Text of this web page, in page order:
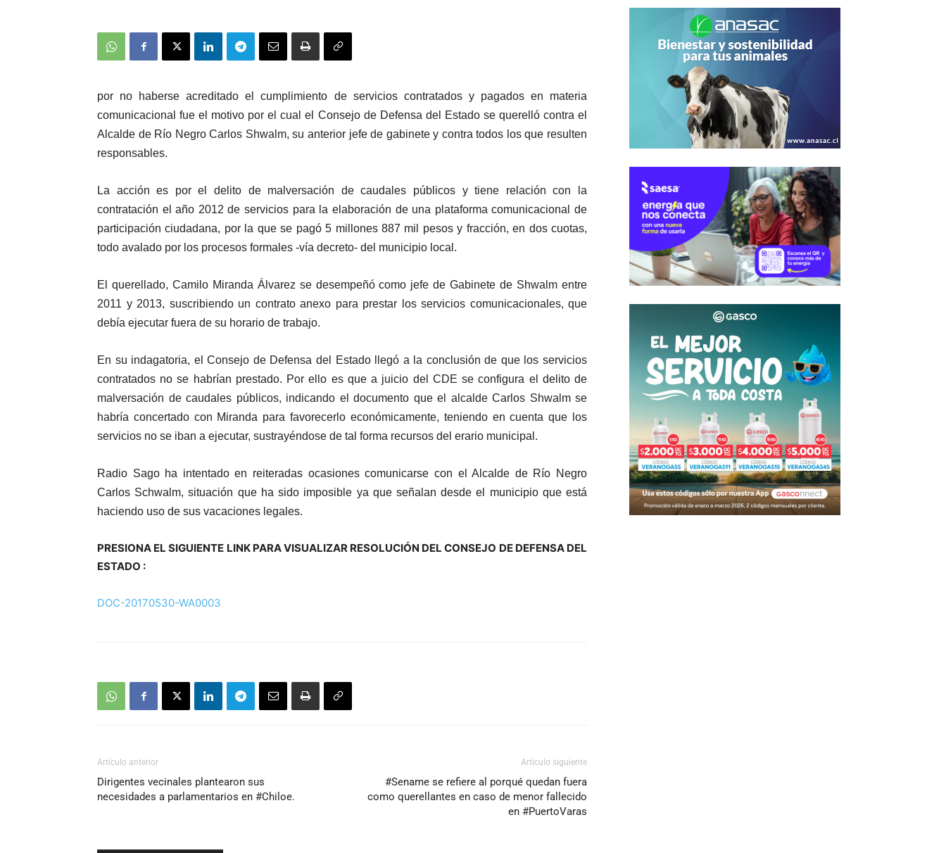
por no haberse acreditado el cumplimiento de servicios contratados y pagados en materia
comunicacional fue el motivo por el cual el Consejo de Defensa del Estado se querelló contra el
Alcalde de Río Negro Carlos Shwalm, su anterior jefe de gabinete y contra todos los que resulten
responsables.
La acción es por el delito de malversación de caudales públicos y tiene relación con la
contratación el año 2012 de servicios para la elaboración de una plataforma comunicacional de
participación ciudadana, por la que se pagó 5 millones 887 mil pesos y fracción, en dos cuotas,
todo avalado por los procesos formales -vía decreto- del municipio local.
El querellado, Camilo Miranda Álvarez se desempeñó como jefe de Gabinete de Shwalm entre
2011 y 2013, suscribiendo un contrato anexo para prestar los servicios comunicacionales, que
debía ejecutar fuera de su horario de trabajo.
En su indagatoria, el Consejo de Defensa del Estado llegó a la conclusión de que los servicios
contratados no se habrían prestado. Por ello es que a juicio del CDE se configura el delito de
malversación de caudales públicos, indicando el documento que el alcalde Carlos Shwalm se
habría concertado con Miranda para favorecerlo económicamente, teniendo en cuenta que los
servicios no se iban a ejecutar, sustrayéndose de tal forma recursos del erario municipal.
Radio Sago ha intentado en reiteradas ocasiones comunicarse con el Alcalde de Río Negro
Carlos Schwalm,situación que ha sido imposible ya que señalan desde el municipio que está
haciendo uso de sus vacaciones legales.
PRESIONA EL SIGUIENTE LINK PARA VISUALIZAR RESOLUCIÓN DEL CONSEJO DE DEFENSA DEL
ESTADO :
DOC-20170530-WA0003
Artículo anterior
Dirigentes vecinales plantearon sus
necesidades a parlamentarios en #Chiloe.
Artículo siguiente
#Sename se refiere al porqué quedan fuera
como querellantes en caso de menor fallecido
en #PuertoVaras